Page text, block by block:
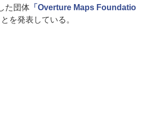
た団体「Overture Maps Foundatio
を発表している。